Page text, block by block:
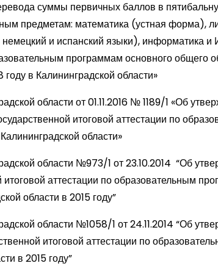
суммы первичных баллов в
предметам: математика (устная форма),
и испанский языки), информатика
программам основного общего
году в Калининградской области»
области от 01.11.2016 № 1189/1 «Об
итоговой аттестации по
области»
области №973/1 от 23.10.2014 “Об
аттестации по образовательным
области в 2015 году”
области №1058/1 от 24.11.2014 “Об
итоговой аттестации по
в 2015 году”